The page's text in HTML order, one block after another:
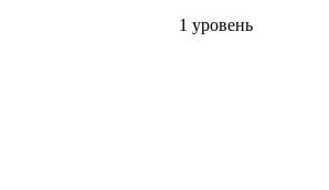
1 уровень